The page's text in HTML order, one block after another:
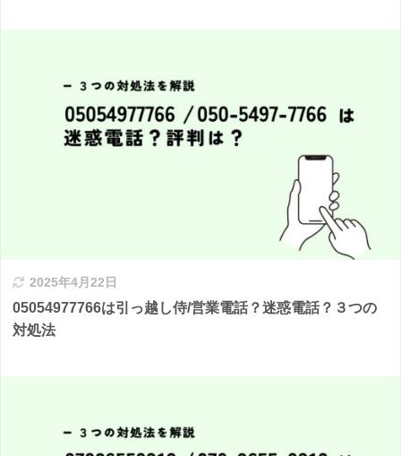
2025年4月22日
05054977766は引っ越し侍/営業電話？迷惑電話？３つの
対処法